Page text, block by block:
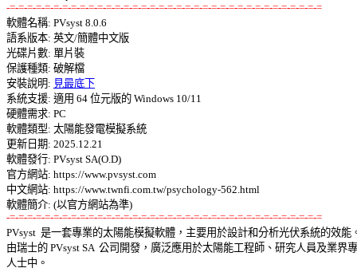
-=-=-=-=-=-=-=-=-=-=-=-=-=-=-=-=-=-=-=-=-=-=-=-=-=-=-=-=-=-=-=-=-=-=-=-=
軟體名稱: PVsyst 8.0.6
語系版本: 英文/簡體中文版
光碟片數: 單片裝
保護種類: 破解檔
安裝說明: 見最底下
系統支援: 適用 64 位元版的 Windows 10/11
硬體需求: PC
軟體類型: 太陽能發電模擬系統
更新日期: 2025.12.21
軟體發行: PVsyst SA(O.D)
官方網站: https://www.pvsyst.com
中文網站: https://www.twnfi.com.tw/psychology-562.html
-=-=-=-=-=-=-=-=-=-=-=-=-=-=-=-=-=-=-=-=-=-=-=-=-=-=-=-=-=-=-=-=-=-=-=-=
PVsyst  是一套專業的太陽能模擬軟體，主要用於設計和分析光伏系統的效能
由瑞士的 PVsyst SA  公司開發，廣泛應用於太陽能工程師、研究人員及業界
人士中。